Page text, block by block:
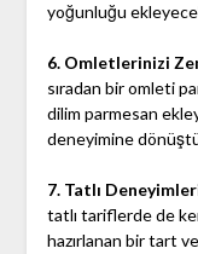
yoğunluğu
6. Omletlerinizi
sıradan bir omleti
dilim parmesan
deneyimine
7. Tatlı
tatlı tariflerde de
hazırlanan bir tart